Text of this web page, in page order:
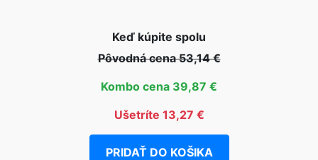
Keď kúpite spolu
Pôvodná cena 53,14 €
Kombo cena 39,87 €
Ušetríte 13,27 €
PRIDAŤ DO KOŠIKA